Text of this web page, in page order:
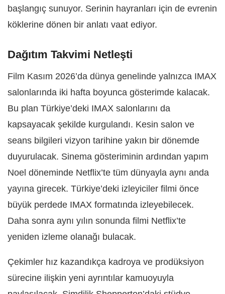
başlangıç sunuyor. Serinin hayranları için de evrenin
köklerine dönen bir anlatı vaat ediyor.
Dağıtım Takvimi Netleşti
Film Kasım 2026’da dünya genelinde yalnızca IMAX
salonlarında iki hafta boyunca gösterimde kalacak.
Bu plan Türkiye’deki IMAX salonlarını da
kapsayacak şekilde kurgulandı. Kesin salon ve
seans bilgileri vizyon tarihine yakın bir dönemde
duyurulacak. Sinema gösteriminin ardından yapım
Noel döneminde Netflix’te tüm dünyayla aynı anda
yayına girecek. Türkiye’deki izleyiciler filmi önce
büyük perdede IMAX formatında izleyebilecek.
Daha sonra aynı yılın sonunda filmi Netflix’te
yeniden izleme olanağı bulacak.
Çekimler hız kazandıkça kadroya ve prodüksiyon
sürecine ilişkin yeni ayrıntılar kamuoyuyla